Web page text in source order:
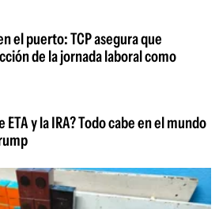
el puerto: TCP asegura que
de la jornada laboral como
ETA y la IRA? Todo cabe en el mundo